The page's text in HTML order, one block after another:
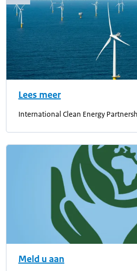
Lees meer
International Clean Energy
Meld u aan